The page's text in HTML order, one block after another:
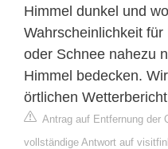
Himmel dunkel und
Wahrscheinlichkeit
oder Schnee nahezu
Himmel bedecken.
örtlichen
Antrag auf Entfernung der
vollständige Antwort auf